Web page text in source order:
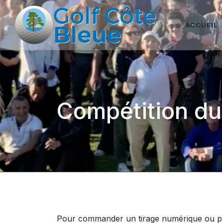
ACCUEIL
Compétition
Pour commander un tirage numérique ou